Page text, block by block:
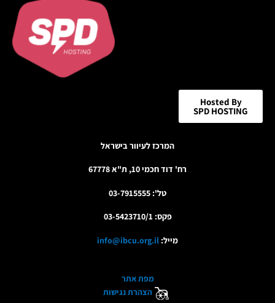
Hosted By
SPD HOSTING
המרכז לעיוור בישראל
רח' דוד חכמי 10, ת"א 67778
טל': 03-7915555
פקס: 03-5423710/1
מייל: info@ibcu.org.il
מפת אתר
הצהרת נגישות